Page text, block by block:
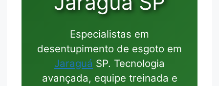
Especialistas em
desentupimento de esgoto em
Jaraguá SP. Tecnologia
avançada, equipe treinada e